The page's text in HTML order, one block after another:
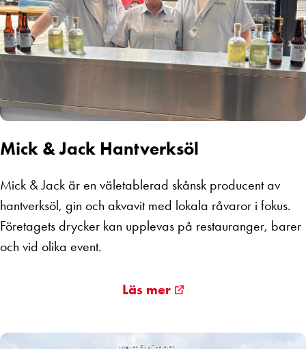
Mick & Jack Hantverksöl
Mick & Jack är en väletablerad skånsk producent av
hantverksöl, gin och akvavit med lokala råvaror i fokus.
Företagets drycker kan upplevas på restauranger, barer
och vid olika event.
Läs mer